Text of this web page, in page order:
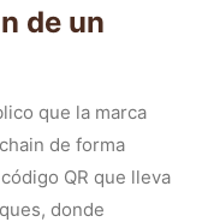
de un
que la marca
de forma
QR que lleva
donde